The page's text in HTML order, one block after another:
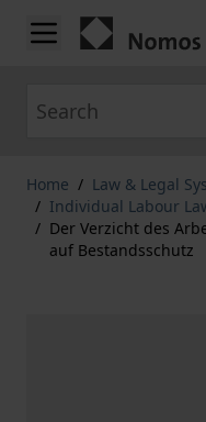
Skip to Content
Home / Law & Legal
/ Individual Labour
/ Der Verzicht des
auf Bestandsschutz